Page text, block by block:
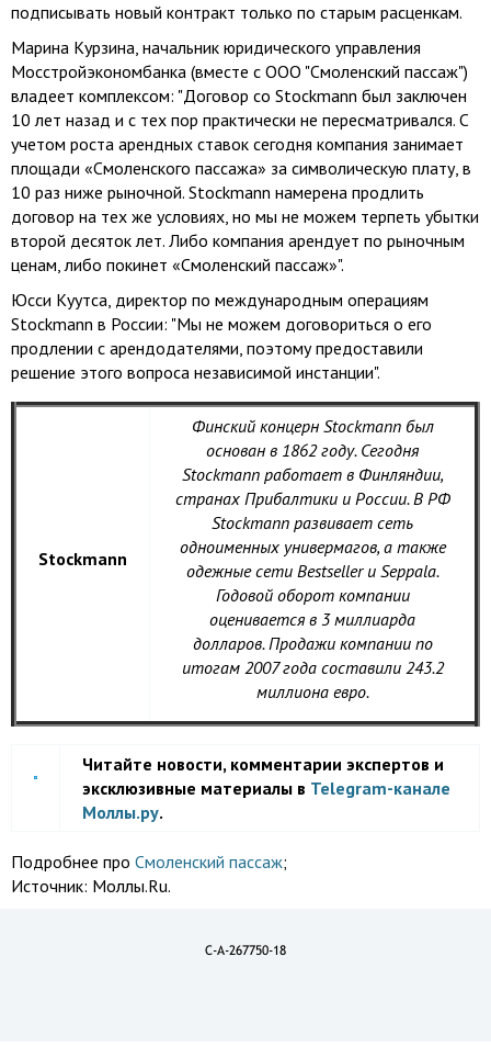
подписывать новый контракт только по старым расценкам.
Марина Курзина, начальник юридического управления
Мосстройэкономбанка (вместе с ООО "Смоленский пассаж")
владеет комплексом: "Договор со Stockmann был заключен
10 лет назад и с тех пор практически не пересматривался. С
учетом роста арендных ставок сегодня компания занимает
площади «Смоленского пассажа» за символическую плату, в
10 раз ниже рыночной. Stockmann намерена продлить
договор на тех же условиях, но мы не можем терпеть убытки
второй десяток лет. Либо компания арендует по рыночным
ценам, либо покинет «Смоленский пассаж»".
Юсси Куутса, директор по международным операциям
Stockmann в России: "Мы не можем договориться о его
продлении с арендодателями, поэтому предоставили
решение этого вопроса независимой инстанции".
Stockmann
Финский концерн Stockmann был
основан в 1862 году. Сегодня
Stockmann работает в Финляндии,
странах Прибалтики и России. В РФ
Stockmann развивает сеть
одноименных универмагов, а также
одежные сети Bestseller и Seppala.
Годовой оборот компании
оценивается в 3 миллиарда
долларов. Продажи компании по
итогам 2007 года составили 243.2
миллиона евро.
Читайте новости, комментарии экспертов и
эксклюзивные материалы в Telegram-канале
Моллы.ру.
Подробнее про Смоленский пассаж;
Источник: Моллы.Ru.
C-A-267750-18